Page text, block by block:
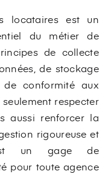
locataires est un
du métier de
de collecte
de stockage
de conformité aux
seulement respecter
aussi renforcer la
rigoureuse et
un gage de
pour toute agence